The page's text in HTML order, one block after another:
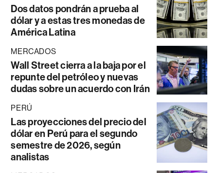
Dos datos pondrán a prueba al
dólar y a estas tres monedas de
América Latina
MERCADOS
Wall Street cierra a la baja por el
repunte del petróleo y nuevas
dudas sobre un acuerdo con Irán
PERÚ
Las proyecciones del precio del
dólar en Perú para el segundo
semestre de 2026, según
analistas